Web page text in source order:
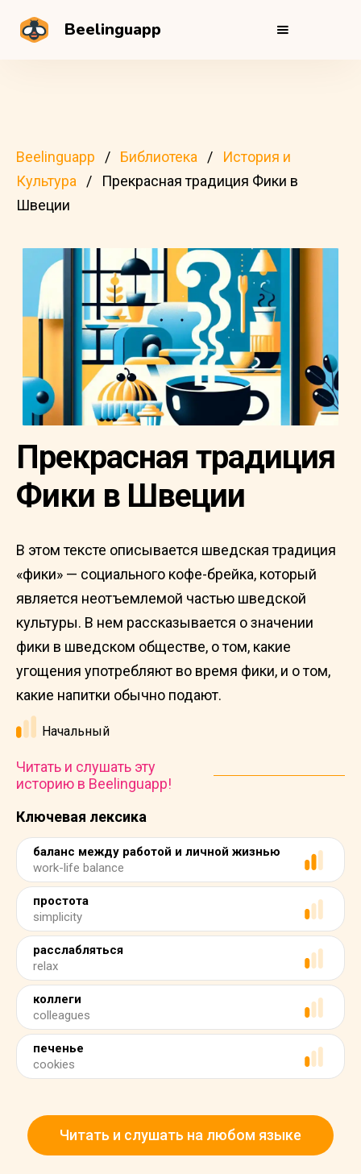
Beelinguapp
Beelinguapp Библиотека
История и
Культура
Прекрасная традиция Фики в
Швеции
Ключевая лексика
баланс между работой и личной жизнью
work-life balance
простота
simplicity
расслабляться
relax
коллеги
colleagues
печенье
cookies
Прекрасная традиция
Фики в Швеции
В этом тексте описывается шведская традиция
«фики» — социального кофе-брейка, который
является неотъемлемой частью шведской
культуры. В нем рассказывается о значении
фики в шведском обществе, о том, какие
угощения употребляют во время фики, и о том,
какие напитки обычно подают.
Начальный
Читать и слушать эту
историю в Beelinguapp!
Читать и слушать на любом языке